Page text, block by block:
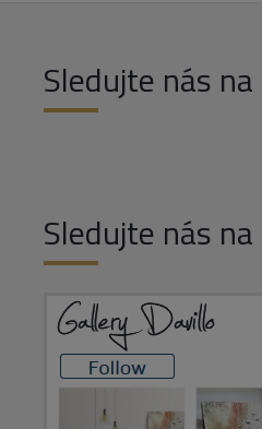
Sledujte nás na
Sledujte nás na